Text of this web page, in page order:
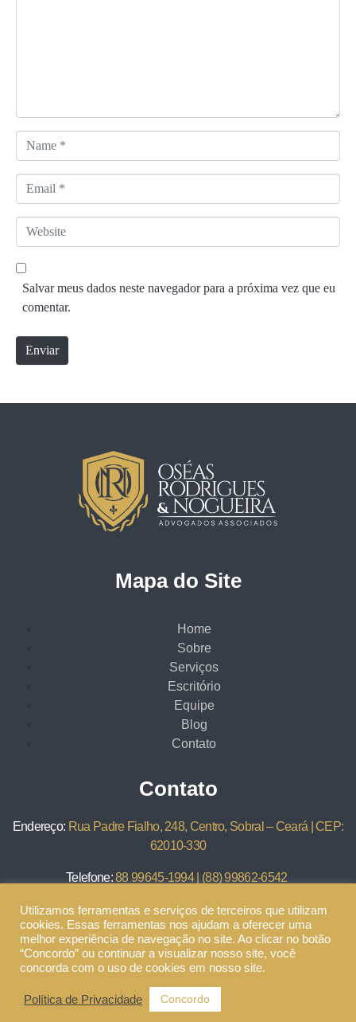
i
o
a
m
*
m
a
*
W
e
b
e
Salvar meus dados neste navegador para a próxima vez que eu
comentar.
Enviar
Mapa do Site
Home
Sobre
Serviços
Escritório
Equipe
Blog
Contato
Contato
Endereço: Rua Padre Fialho, 248, Centro, Sobral – Ceará | CEP:
62010-330
Telefone:88 99645-1994| (88) 99862-6542
E-mail:dayvidianeadvsobral@gmail.com
©2023 Oséas Rodrigues e Nogueira – Todos os Direitos
Reservados – Desenvolvido por
Utilizamos ferramentas e serviços de terceiros que utilizam
cookies. Essas ferramentas nos ajudam a oferecer uma
melhor experiência de navegação no site. Ao clicar no botão
“Concordo” ou continuar a visualizar nosso site, você
concorda com o uso de cookies em nosso site.
Política de Privacidade Concordo